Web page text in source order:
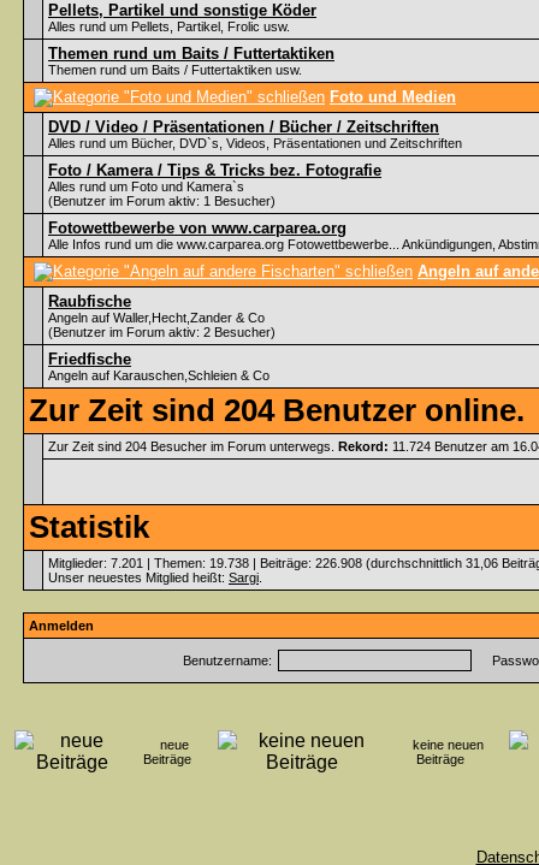
Pellets, Partikel und sonstige Köder
Alles rund um Pellets, Partikel, Frolic usw.
Themen rund um Baits / Futtertaktiken
Themen rund um Baits / Futtertaktiken usw.
Foto und Medien
DVD / Video / Präsentationen / Bücher / Zeitschriften
Alles rund um Bücher, DVD`s, Videos, Präsentationen und Zeitschriften
Foto / Kamera / Tips & Tricks bez. Fotografie
Alles rund um Foto und Kamera`s
(Benutzer im Forum aktiv: 1 Besucher)
Fotowettbewerbe von www.carparea.org
Alle Infos rund um die www.carparea.org Fotowettbewerbe... Ankündigungen,
Angeln auf
Raubfische
Angeln auf Waller,Hecht,Zander & Co
(Benutzer im Forum aktiv: 2 Besucher)
Friedfische
Angeln auf Karauschen,Schleien & Co
Zur Zeit sind 204 Benutzer online.
Zur Zeit sind 204 Besucher im Forum unterwegs. Rekord: 11.724 Benutzer am
Statistik
Mitglieder: 7.201 | Themen: 19.738 | Beiträge: 226.908 (durchschnittlich 31,06
Unser neuestes Mitglied heißt: Sargi
Anmelden
Benutzername:
neue
Beiträge
keine neuen
Beiträge